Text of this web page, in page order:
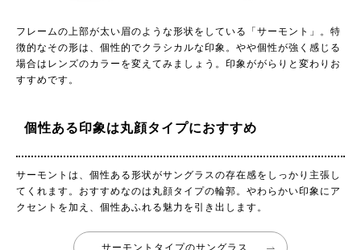
フレームの上部が太い眉のような形状をしている「サーモント」。特
徴的なその形は、個性的でクラシカルな印象。やや個性が強く感じる
場合はレンズのカラーを変えてみましょう。印象ががらりと変わりお
すすめです。
個性ある印象は丸顔タイプにおすすめ
サーモントは、個性ある形状がサングラスの存在感をしっかり主張し
てくれます。おすすめなのは丸顔タイプの輪郭。やわらかい印象にア
クセントを加え、個性あふれる魅力を引き出します。